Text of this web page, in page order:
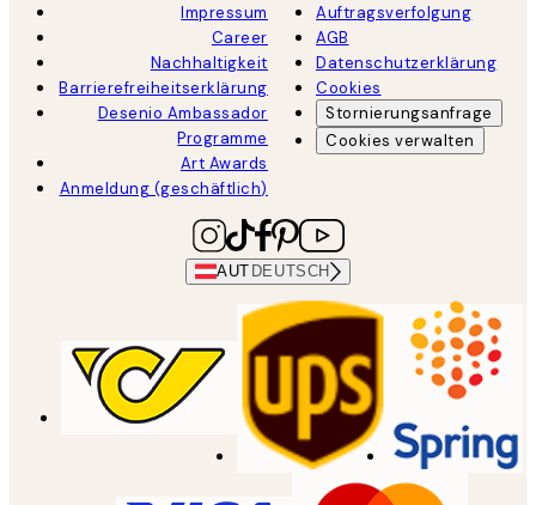
Impressum
Career
Nachhaltigkeit
Barrierefreiheitserklärung
Desenio Ambassador
Programme
Art Awards
Anmeldung (geschäftlich)
Auftragsverfolgung
AGB
Datenschutzerklärung
Cookies
Stornierungsanfrage
Cookies verwalten
AUT DEUTSCH